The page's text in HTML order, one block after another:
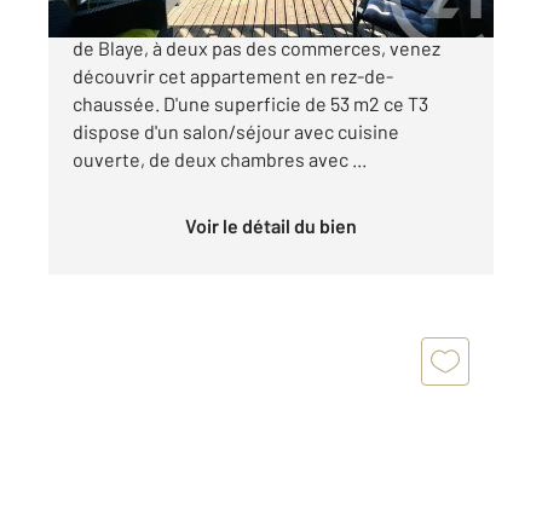
Située dans une résidence calme et sécurisée
de Blaye, à deux pas des commerces, venez
découvrir cet appartement en rez-de-
chaussée. D'une superficie de 53 m2 ce T3
dispose d'un salon/séjour avec cuisine
ouverte, de deux chambres avec ...
Voir le détail du bien